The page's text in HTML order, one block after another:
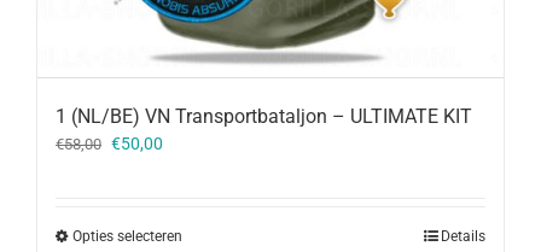
1 (NL/BE) VN Transportbataljon – ULTIMATE KIT
€58,00 Oorspronkelijke
€50,00
Opties selecteren Details